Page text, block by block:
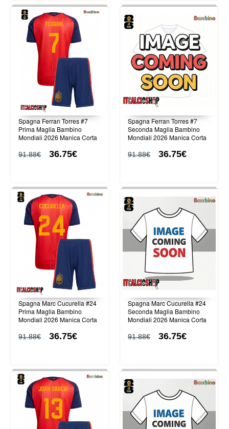
Spagna Ferran Torres #7
Prima Maglia Bambino
Mondiali 2026 Manica Corta
91.88€ 36.75€
Spagna Ferran Torres #7
Seconda Maglia Bambino
Mondiali 2026 Manica Corta
91.88€ 36.75€
Spagna Marc Cucurella #24
Prima Maglia Bambino
Mondiali 2026 Manica Corta
91.88€ 36.75€
Spagna Marc Cucurella #24
Seconda Maglia Bambino
Mondiali 2026 Manica Corta
91.88€ 36.75€